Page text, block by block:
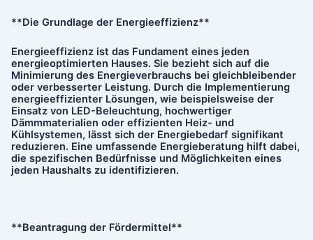
**Die Grundlage der Energieeffizienz**
Energieeffizienz ist das Fundament eines jeden
energieoptimierten Hauses. Sie bezieht sich auf die
Minimierung des Energieverbrauchs bei gleichbleibender
oder verbesserter Leistung. Durch die Implementierung
energieeffizienter Lösungen, wie beispielsweise der
Einsatz von LED-Beleuchtung, hochwertiger
Dämmmaterialien oder effizienten Heiz- und
Kühlsystemen, lässt sich der Energiebedarf signifikant
reduzieren. Eine umfassende Energieberatung hilft dabei,
die spezifischen Bedürfnisse und Möglichkeiten eines
jeden Haushalts zu identifizieren.
**Beantragung der Fördermittel**